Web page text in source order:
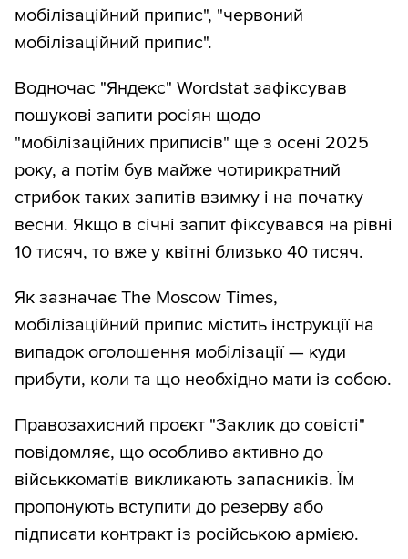
мобілізаційний припис", "червоний
мобілізаційний припис".
Водночас "Яндекс" Wordstat зафіксував
пошукові запити росіян щодо
"мобілізаційних приписів" ще з осені 2025
року, а потім був майже чотирикратний
стрибок таких запитів взимку і на початку
весни. Якщо в січні запит фіксувався на рівні
10 тисяч, то вже у квітні близько 40 тисяч.
Як зазначає The Moscow Times,
мобілізаційний припис містить інструкції на
випадок оголошення мобілізації — куди
прибути, коли та що необхідно мати із собою.
Правозахисний проєкт "Заклик до совісті"
повідомляє, що особливо активно до
військкоматів викликають запасників. Їм
пропонують вступити до резерву або
підписати контракт із російською армією.